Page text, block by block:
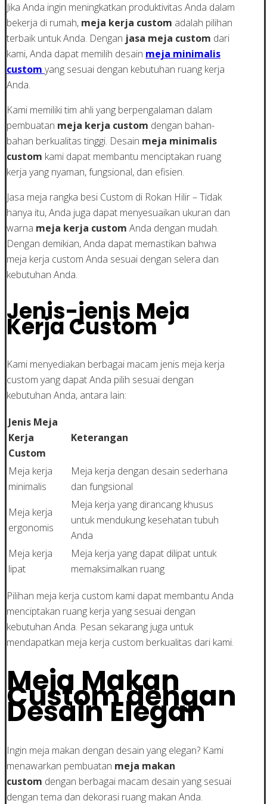
Jika Anda ingin meningkatkan produktivitas Anda dalam
bekerja di rumah, meja kerja custom adalah pilihan
terbaik untuk Anda. Dengan jasa meja custom dari
kami, Anda dapat memilih desain meja minimalis
custom yang sesuai dengan kebutuhan ruang kerja
Anda.
Kami memiliki tim ahli yang berpengalaman dalam
pembuatan meja kerja custom dengan bahan-
bahan berkualitas tinggi. Desain meja minimalis
custom kami dapat membantu menciptakan ruang
kerja yang nyaman, fungsional, dan efisien.
Jasa meja rangka besi Custom di Rokan Hilir – Tidak
hanya itu, Anda juga dapat menyesuaikan ukuran dan
warna meja kerja custom Anda dengan mudah.
Dengan demikian, Anda dapat memastikan bahwa
meja kerja custom Anda sesuai dengan selera dan
kebutuhan Anda.
Jenis-jenis Meja
Kerja Custom
Kami menyediakan berbagai macam jenis meja kerja
custom yang dapat Anda pilih sesuai dengan
kebutuhan Anda, antara lain:
Jenis Meja
Kerja
Custom
Keterangan
Meja kerja
minimalis
Meja kerja dengan desain sederhana
dan fungsional
Meja kerja
ergonomis
Meja kerja yang dirancang khusus
untuk mendukung kesehatan tubuh
Anda
Meja kerja
lipat
Meja kerja yang dapat dilipat untuk
memaksimalkan ruang
Pilihan meja kerja custom kami dapat membantu Anda
menciptakan ruang kerja yang sesuai dengan
kebutuhan Anda. Pesan sekarang juga untuk
mendapatkan meja kerja custom berkualitas dari kami.
Meja Makan
Custom dengan
Desain Elegan
Ingin meja makan dengan desain yang elegan? Kami
menawarkan pembuatan meja makan
custom dengan berbagai macam desain yang sesuai
dengan tema dan dekorasi ruang makan Anda.